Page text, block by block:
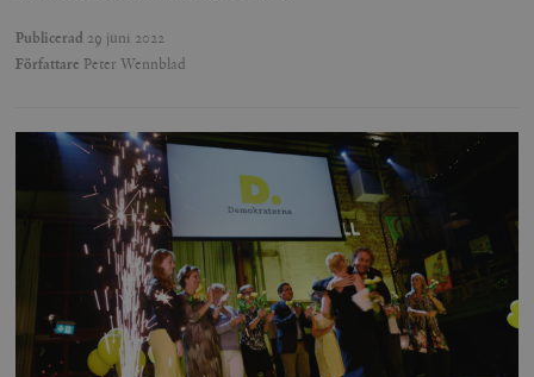
Publicerad 29 juni 2022
Författare Peter Wennblad